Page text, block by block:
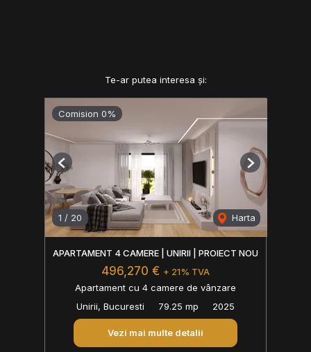
Te-ar putea interesa și:
Comision 0%
1 / 20 Harta
Previous Next
APARTAMENT 4 CAMERE | UNIRII | PROIECT NOU
496,270 € + 21% TVA
Apartament cu 4 camere de vânzare
Unirii, Bucuresti
79.25 mp 2025
Vezi mai multe detalii